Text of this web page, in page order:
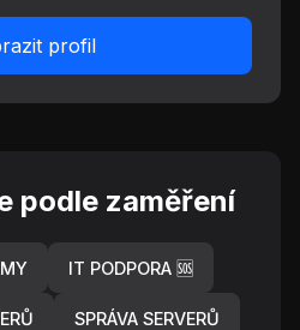
profil
podle zaměření
IT PODPORA 🆘
SPRÁVA SERVERŮ